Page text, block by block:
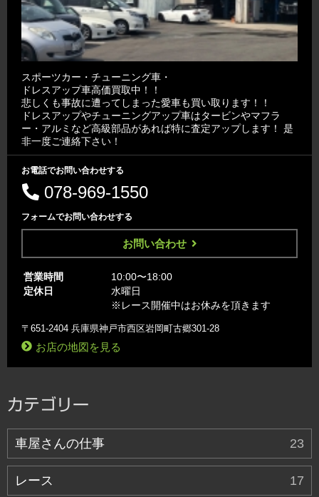
スポーツカー・チューニング車・
ドレスアップ車高価買取中！！
悲しくも事故に遭ってしまった愛車も買い取ります！！
ドレスアップやチューニングアップ車はタービンやマフラ
ー・アルミなど高級部品があれば特に査定アップします！ 是
非一度ご連絡下さい！
お電話でお問い合わせする
078-969-1550
フォームでお問い合わせする
お問い合わせ
営業時間
10:00〜18:00
定休日
水曜日
※レース開催中はお休みを頂きます
〒651-2404 兵庫県神戸市西区岩岡町古郷301-28
お店の地図を見る
カテゴリー
車屋さんの仕事 23
レース 17